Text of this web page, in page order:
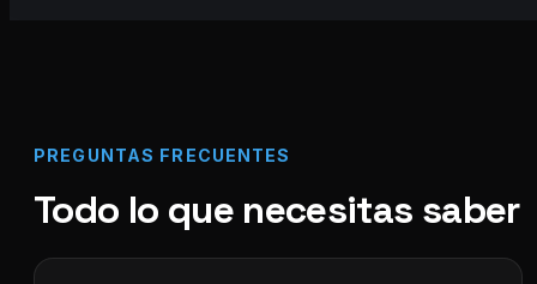
PREGUNTAS FRECUENTES
Todo lo que necesitas saber